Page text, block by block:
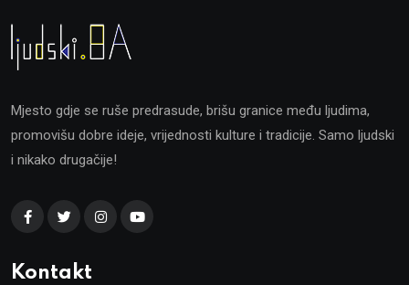
Mjesto gdje se ruše predrasude, brišu granice među ljudima,
promovišu dobre ideje, vrijednosti kulture i tradicije. Samo ljudski
i nikako drugačije!
Kontakt